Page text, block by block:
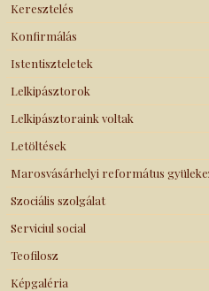
Keresztelés
Konfirmálás
Istentiszteletek
Lelkipásztorok
Lelkipásztoraink voltak
Letöltések
Marosvásárhelyi református
Szociális szolgálat
Serviciul social
Teofilosz
Képgaléria